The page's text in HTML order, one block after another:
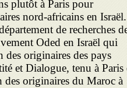
plutôt à Paris pour
nord-africains en Israël.
de recherches
Oded en Israël qui
originaires des pays
et Dialogue, tenu à Paris
originaires du Maroc à